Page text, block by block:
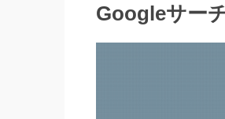
Googleサー